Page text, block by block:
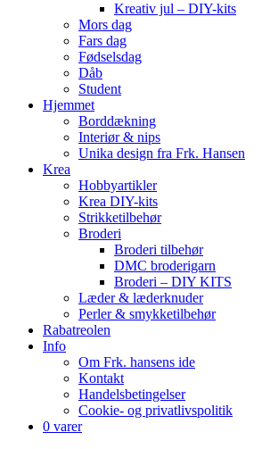
Kreativ jul – DIY-kits
Mors dag
Fars dag
Fødselsdag
Dåb
Student
Hjemmet
Borddækning
Interiør & nips
Unika design fra Frk. Hansen
Krea
Hobbyartikler
Krea DIY-kits
Strikketilbehør
Broderi
Broderi tilbehør
DMC broderigarn
Broderi – DIY KITS
Læder & læderknuder
Perler & smykketilbehør
Rabatreolen
Info
Om Frk. hansens ide
Kontakt
Handelsbetingelser
Cookie- og privatlivspolitik
0 varer